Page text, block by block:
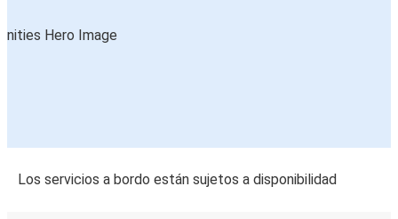
Los servicios a bordo están sujetos a disponibilidad